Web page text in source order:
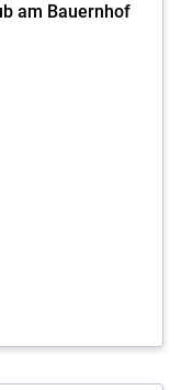
am Bauernhof